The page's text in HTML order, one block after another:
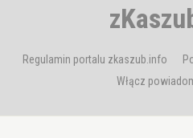
Regulamin portalu zkaszub.info
Włącz